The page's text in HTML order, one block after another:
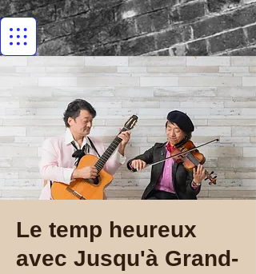
Le temp heureux
avec Jusqu'à Grand-